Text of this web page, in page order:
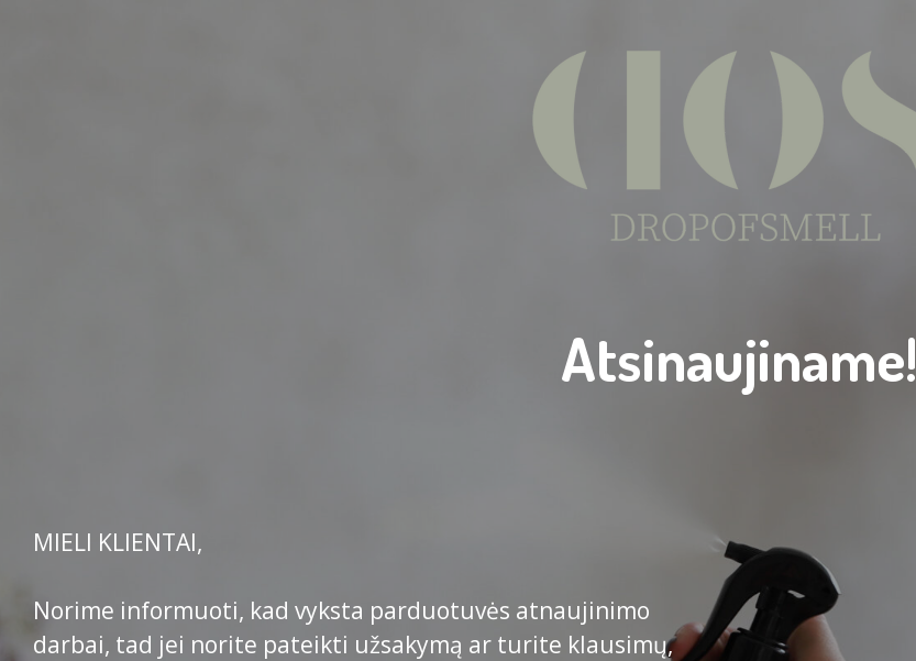
Atsinaujiname!
MIELI KLIENTAI,
Norime informuoti, kad vyksta parduotuvės atnaujinimo
darbai, tad jei norite pateikti užsakymą ar turite klausimų,